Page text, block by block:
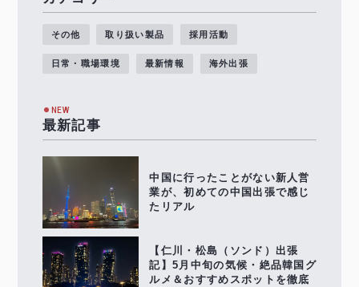
その他 取り扱い製品 採用活動
日常・職場環境 最新情報 海外出張
NEW
最新記事
中国に行ったことがない新人営
業が、初めての中国出張で感じ
たリアル
【仁川・松島（ソンド）出張
記】5月中旬の気候・絶品韓国グ
ルメ＆おすすめスポットを徹底